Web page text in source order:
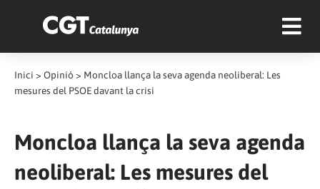
Inici > Opinió > Moncloa llança la seva agenda neoliberal: Les
mesures del PSOE davant la crisi
Moncloa llança la seva agenda
neoliberal: Les mesures del